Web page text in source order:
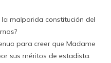
malparida constitución del
para creer que Madame
sus méritos de estadista.